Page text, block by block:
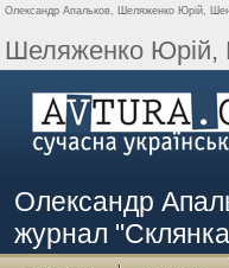
Олександр Апальков, Шеляженко Юрій,
Шеляженко Юрій,
Олександр
журнал